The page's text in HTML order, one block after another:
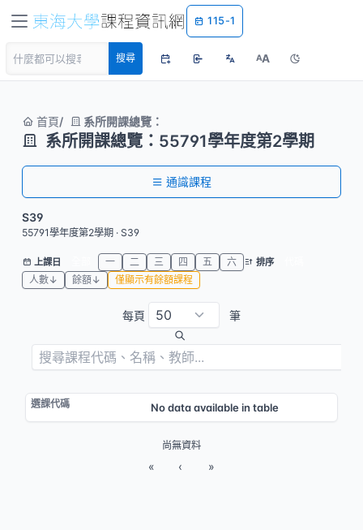
115-1
搜尋 AA
首頁 系所開課總覽：
系所開課總覽：55791學年度第2學期
通識課程
S39
55791學年度第2學期 · S39
上課日 一 二 三 四 五 六 排序
人數↓
餘額↓ 僅顯示有餘額課程
每頁 筆
No data available in table
尚無資料
« ‹ »